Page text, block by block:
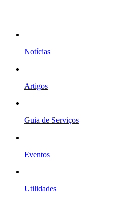
Notícias
Artigos
Guia de Serviços
Eventos
Utilidades